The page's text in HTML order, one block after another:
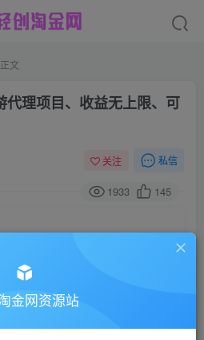
正文
代理项目、收益无上限、可
关注 私信
1933 145
金币99
金网资源站